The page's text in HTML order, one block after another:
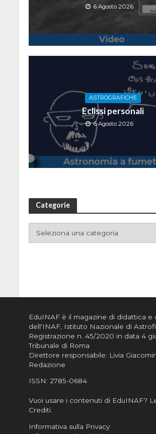
6 Agosto 2026
ASTROGRAFICHE
Eclissi personali
6 Agosto 2026
Categorie
EduINAF è il magazine di didattica e
dell'INAF, Istituto Nazionale di
Registrazione n. 45/2020 in data 4
Tribunale di Roma
Direttore responsabile: Livia
Redazione
ISSN: 2785-0684
Vuoi usare i contenuti di EduINAF?
Crediti.
Informativa sulla Privacy